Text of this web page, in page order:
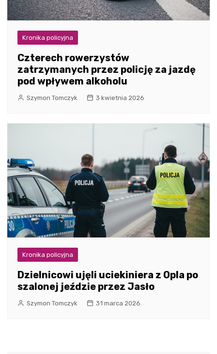
Kronika policyjna
Czterech rowerzystów
zatrzymanych przez policję za jazdę
pod wpływem alkoholu
Szymon Tomczyk 3 kwietnia 2026
Kronika policyjna
Dzielnicowi ujęli uciekiniera z Opla po
szalonej jeździe przez Jasło
Szymon Tomczyk 31 marca 2026